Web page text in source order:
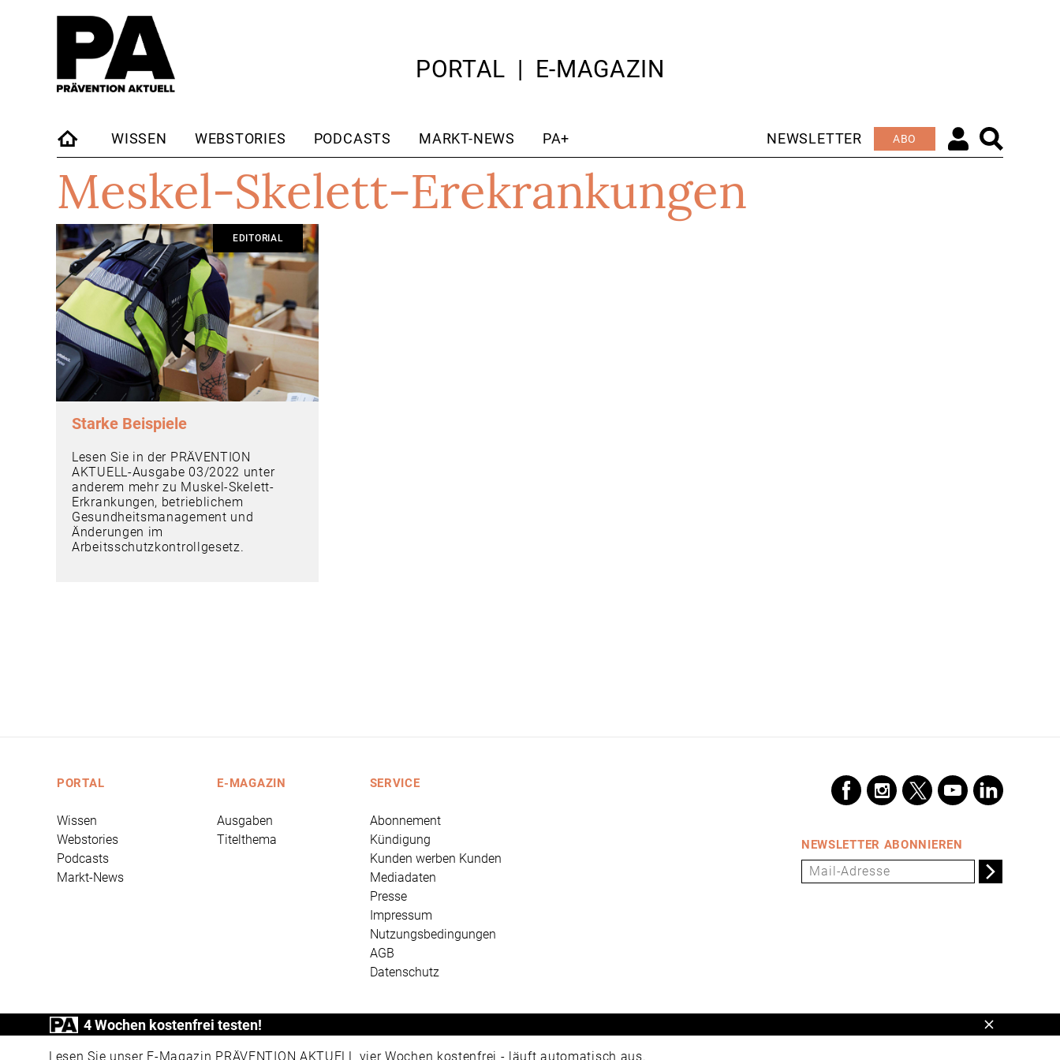
PORTAL E-MAGAZIN
STARTSEITE
WISSEN WEBSTORIES PODCASTS MARKT-NEWS PA+ NEWSLETTER ABO
Meskel-Skelett-Erekrankungen
EDITORIAL
Starke Beispiele
Lesen Sie in der PRÄVENTION
AKTUELL-Ausgabe 03/2022 unter
anderem mehr zu Muskel-Skelett-
Erkrankungen, betrieblichem
Gesundheitsmanagement und
Änderungen im
Arbeitsschutzkontrollgesetz.
PORTAL
Wissen
Webstories
Podcasts
Markt-News
E-MAGAZIN
Ausgaben
Titelthema
SERVICE
Abonnement
Kündigung
Kunden werben Kunden
Mediadaten
Presse
Impressum
Nutzungsbedingungen
AGB
Datenschutz
NEWSLETTER ABONNIEREN
4 Wochen kostenfrei testen!
Lesen Sie unser E-Magazin PRÄVENTION AKTUELL vier Wochen kostenfrei - läuft automatisch aus.
Schließen